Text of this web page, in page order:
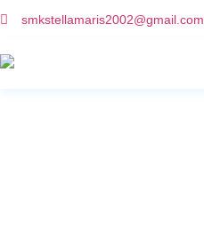
smkstellamaris2002@gmail.com